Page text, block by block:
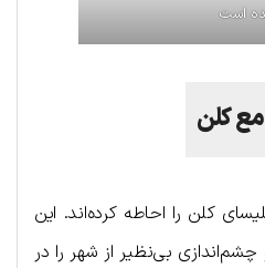
است
کلن
کلن را احاطه کرده‌اند. این
و چشم‌اندازی بی‌نظیر از شهر را در